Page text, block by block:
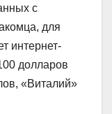
с
для
интернет-
долларов
«Виталий»